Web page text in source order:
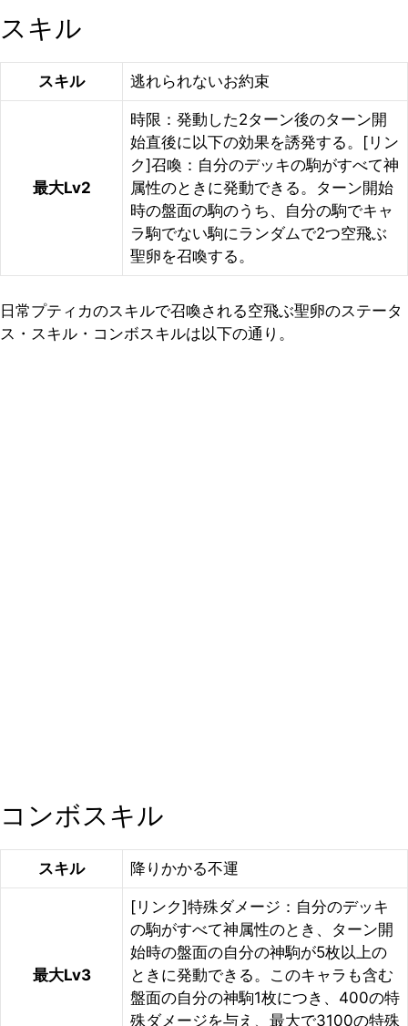
スキル
スキル 逃れられないお約束
最大Lv2
時限：発動した2ターン後のターン開
始直後に以下の効果を誘発する。[リン
ク]召喚：自分のデッキの駒がすべて神
属性のときに発動できる。ターン開始
時の盤面の駒のうち、自分の駒でキャ
ラ駒でない駒にランダムで2つ空飛ぶ
聖卵を召喚する。
日常プティカのスキルで召喚される空飛ぶ聖卵のステータ
ス・スキル・コンボスキルは以下の通り。
コンボスキル
スキル 降りかかる不運
最大Lv3
[リンク]特殊ダメージ：自分のデッキ
の駒がすべて神属性のとき、ターン開
始時の盤面の自分の神駒が5枚以上の
ときに発動できる。このキャラも含む
盤面の自分の神駒1枚につき、400の特
殊ダメージを与え、最大で3100の特殊